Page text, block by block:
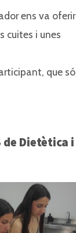
ens va oferir
cuites i unes
que
de Dietètica i